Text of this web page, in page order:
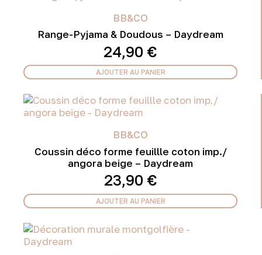
BB&CO
Range-Pyjama & Doudous – Daydream
24,90 €
AJOUTER AU PANIER
BB&CO
Coussin déco forme feuillle coton imp./
angora beige – Daydream
23,90 €
AJOUTER AU PANIER